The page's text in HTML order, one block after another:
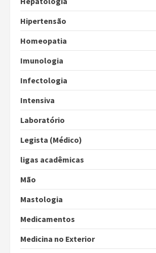
Hipertensão
Homeopatia
Imunologia
Infectologia
Intensiva
Laboratório
Legista (Médico)
ligas acadêmicas
Mão
Mastologia
Medicamentos
Medicina no Exterior